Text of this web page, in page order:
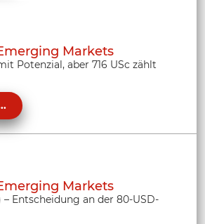
Markets
Potenzial, aber 716 USc zählt
Markets
– Entscheidung an der 80-USD-